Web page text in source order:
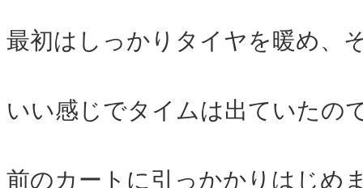
最初はしっかりタイヤを暖め、
いい感じでタイムは出ていたの
前のカートに引っかかりはじめ